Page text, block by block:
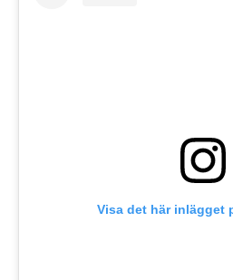
Visa det här inlägget